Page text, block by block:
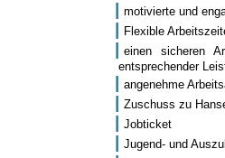
motivierte und
Flexible
einen sicheren
entsprechender
angenehme
Zuschuss zu
Jobticket
Jugend- und